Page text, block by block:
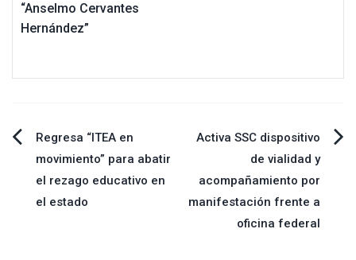
“Anselmo Cervantes
Hernández”
Navegación
de
Regresa “ITEA en
movimiento” para abatir
el rezago educativo en
el estado
Activa SSC dispositivo
de vialidad y
acompañamiento por
manifestación frente a
oficina federal